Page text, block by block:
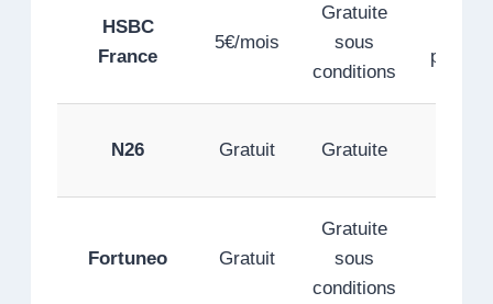
HSBC
France
5€/mois
Gratuite
sous
conditions
N26 Gratuit Gratuite
Fortuneo Gratuit
Gratuite
sous
conditions